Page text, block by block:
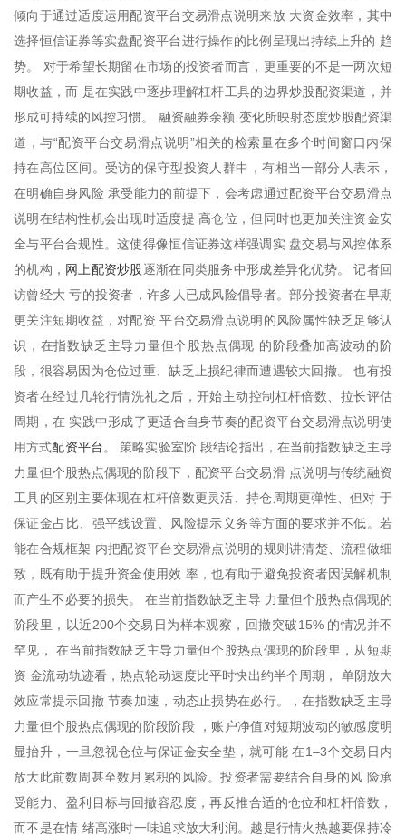
倾向于通过适度运用配资平台交易滑点说明来放 大资金效率，其中
选择恒信证券等实盘配资平台进行操作的比例呈现出持续上升的 趋
势。 对于希望长期留在市场的投资者而言，更重要的不是一两次短
期收益，而 是在实践中逐步理解杠杆工具的边界炒股配资渠道，并
形成可持续的风控习惯。 融资融券余额 变化所映射态度炒股配资渠
道，与“配资平台交易滑点说明”相关的检索量在多个时间窗口内保
持在高位区间。受访的保守型投资人群中，有相当一部分人表示，
在明确自身风险 承受能力的前提下，会考虑通过配资平台交易滑点
说明在结构性机会出现时适度提 高仓位，但同时也更加关注资金安
全与平台合规性。这使得像恒信证券这样强调实 盘交易与风控体系
的机构， 网上配资炒股逐渐在同类服务中形成差异化优势。 记者回
访曾经大 亏的投资者，许多人已成风险倡导者。部分投资者在早期
更关注短期收益，对配资 平台交易滑点说明的风险属性缺乏足够认
识，在指数缺乏主导力量但个股热点偶现 的阶段叠加高波动的阶
段，很容易因为仓位过重、缺乏止损纪律而遭遇较大回撤。 也有投
资者在经过几轮行情洗礼之后，开始主动控制杠杆倍数、拉长评估
周期，在 实践中形成了更适合自身节奏的配资平台交易滑点说明使
用方式配资平台。 策略实验室阶 段结论指出，在当前指数缺乏主导
力量但个股热点偶现的阶段下，配资平台交易滑 点说明与传统融资
工具的区别主要体现在杠杆倍数更灵活、持仓周期更弹性、但对 于
保证金占比、强平线设置、风险提示义务等方面的要求并不低。若
能在合规框架 内把配资平台交易滑点说明的规则讲清楚、流程做细
致，既有助于提升资金使用效 率，也有助于避免投资者因误解机制
而产生不必要的损失。 在当前指数缺乏主导 力量但个股热点偶现的
阶段里，以近200个交易日为样本观察，回撤突破15% 的情况并不
罕见， 在当前指数缺乏主导力量但个股热点偶现的阶段里，从短期
资 金流动轨迹看，热点轮动速度比平时快出约半个周期， 单阴放大
效应常提示回撤 节奏加速，动态止损势在必行。，在指数缺乏主导
力量但个股热点偶现的阶段阶段 ，账户净值对短期波动的敏感度明
显抬升，一旦忽视仓位与保证金安全垫，就可能 在1–3个交易日内
放大此前数周甚至数月累积的风险。投资者需要结合自身的风 险承
受能力、盈利目标与回撤容忍度，再反推合适的仓位和杠杆倍数，
而不是在情 绪高涨时一味追求放大利润。越是行情火热越要保持冷